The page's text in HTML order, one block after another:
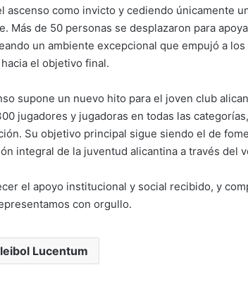
ascenso como invicto y cediendo únicamente
Más de 50 personas se desplazaron para
un ambiente excepcional que empujó a los
el objetivo final.
supone un nuevo hito para el joven club
jugadores y jugadoras en todas las
Su objetivo principal sigue siendo el de
integral de la juventud alicantina a través del
el apoyo institucional y social recibido, y
con orgullo.
Lucentum